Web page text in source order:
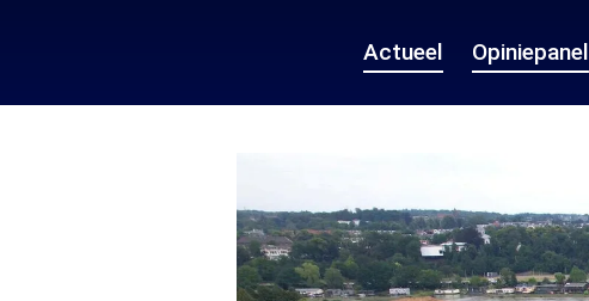
Actueel Opiniepanel